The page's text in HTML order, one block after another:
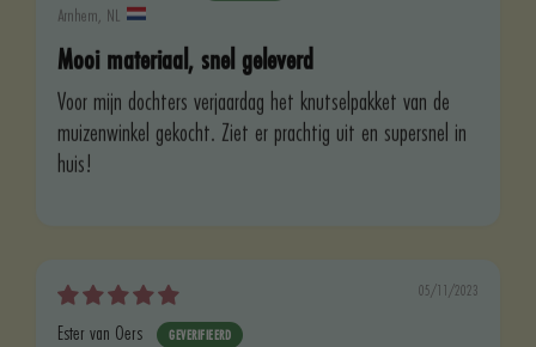
Arnhem, NL
Mooi materiaal, snel geleverd
Voor mijn dochters verjaardag het knutselpakket van de
muizenwinkel gekocht. Ziet er prachtig uit en supersnel in
huis!
05/11/2023
Ester van Oers